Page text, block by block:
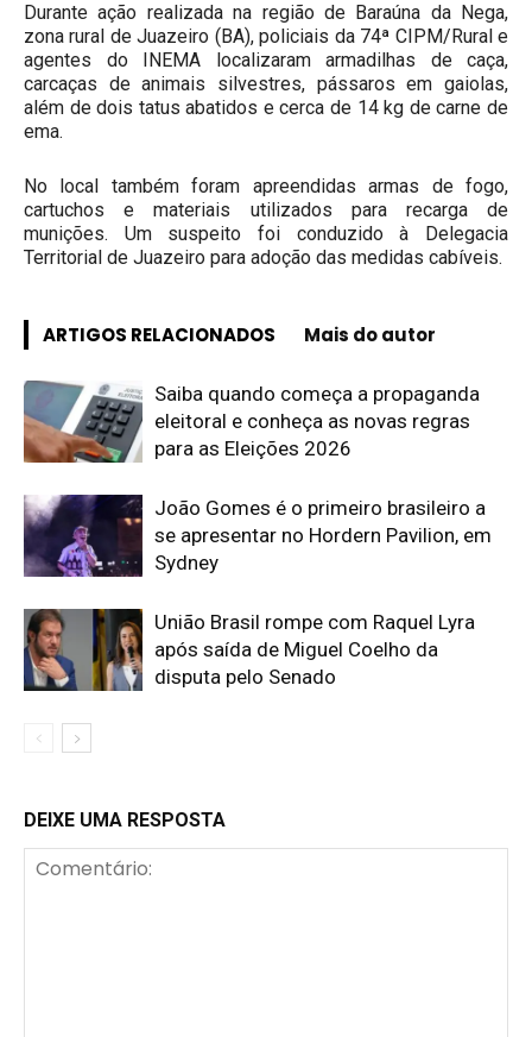
Durante ação realizada na região de Baraúna da Nega,
zona rural de Juazeiro (BA), policiais da 74ª CIPM/Rural e
agentes do INEMA localizaram armadilhas de caça,
carcaças de animais silvestres, pássaros em gaiolas,
além de dois tatus abatidos e cerca de 14 kg de carne de
ema.
No local também foram apreendidas armas de fogo,
cartuchos e materiais utilizados para recarga de
munições. Um suspeito foi conduzido à Delegacia
Territorial de Juazeiro para adoção das medidas cabíveis.
ARTIGOS RELACIONADOS Mais do autor
Saiba quando começa a propaganda
eleitoral e conheça as novas regras
para as Eleições 2026
João Gomes é o primeiro brasileiro a
se apresentar no Hordern Pavilion, em
Sydney
União Brasil rompe com Raquel Lyra
após saída de Miguel Coelho da
disputa pelo Senado
DEIXE UMA RESPOSTA